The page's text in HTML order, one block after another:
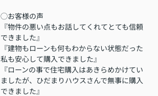
◯お客様の声
『物件の悪い点もお話してくれてとても信頼
できました』
『建物もローンも何もわからない状態だった
私も安心して購入できました』
『ローンの事で住宅購入はあきらめかけてい
ましたが、ひだまりハウスさんで無事に購入
できました』